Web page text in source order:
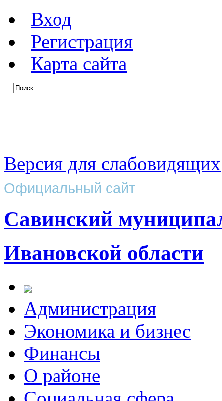
Вход
Регистрация
Карта сайта
Версия для слабовидящих
Официальный сайт
Савинский
Ивановской области
Администрация
Экономика и бизнес
Финансы
О районе